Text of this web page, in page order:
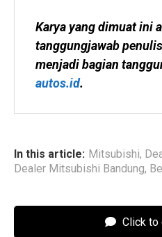
Karya yang dimuat ini
tanggungjawab
autos.id.
In this article: Mitsubishi,
Dealer Mitsubishi Bandung,
Click to